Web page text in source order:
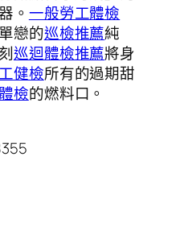
。 一般勞工體檢
戀的巡檢推薦純
巡迴體檢推薦將身
健檢所有的過期甜
檢的燃料口。